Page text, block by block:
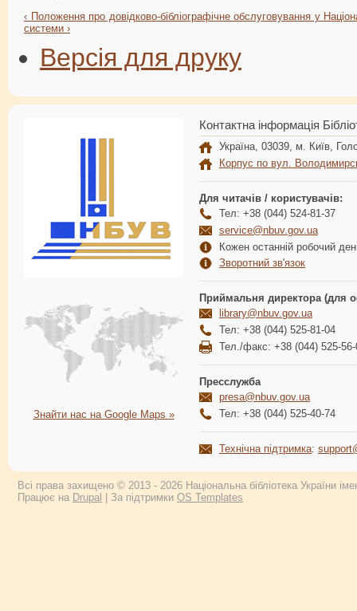
‹ Положення про довідково-бібліографічне обслуговування у
системи ›
Версія для друку
Знайти нас на Google Maps »
Контактна інформація
Україна, 03039, м. Київ,
Корпус по вул.
Для читачів / користувачів:
Тел: +38 (044) 524-81-37
service@nbuv.gov.ua
Кожен останній робочий
Зворотний зв'язок
Приймальня директора (для
library@nbuv.gov.ua
Тел: +38 (044) 525-81-04
Тел./факс: +38 (044) 525-56-
Пресслужба
presa@nbuv.gov.ua
Тел: +38 (044) 525-40-74
Технічна підтримка:
Всі права захищено © 2013 - 2026 Національна бібліотека України
Працює на Drupal | За підтримки OS Templates